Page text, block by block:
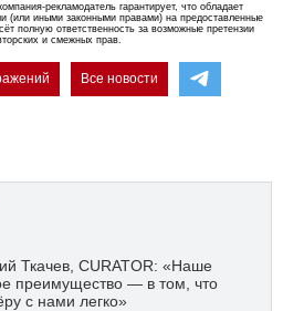
рекламодатель гарантирует, что обладает
(или иными законными правами) на предоставленные
полную ответственность за возможные претензии
и смежных прав.
Все новости
Ткачев, CURATOR: «Наше
преимущество — в том, что
с нами легко»